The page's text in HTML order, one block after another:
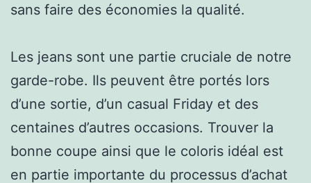
sans faire des économies la qualité.
Les jeans sont une partie cruciale de notre
garde-robe. Ils peuvent être portés lors
d’une sortie, d’un casual Friday et des
centaines d’autres occasions. Trouver la
bonne coupe ainsi que le coloris idéal est
en partie importante du processus d’achat